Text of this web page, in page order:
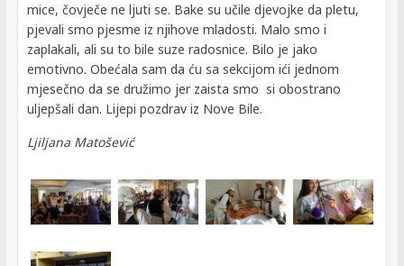
mice, čovječe ne ljuti se. Bake su učile djevojke da pletu,
pjevali smo pjesme iz njihove mladosti. Malo smo i
zaplakali, ali su to bile suze radosnice. Bilo je jako
emotivno. Obećala sam da ću sa sekcijom ići jednom
mjesečno da se družimo jer zaista smo si obostrano
uljepšali dan. Lijepi pozdrav iz Nove Bile.
Ljiljana Matošević